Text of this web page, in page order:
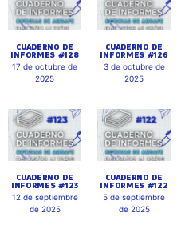
CUADERNO DE
INFORMES #128
17 de octubre de
2025
CUADERNO DE
INFORMES #126
3 de octubre de
2025
CUADERNO DE
INFORMES #123
12 de septiembre
de 2025
CUADERNO DE
INFORMES #122
5 de septiembre
de 2025